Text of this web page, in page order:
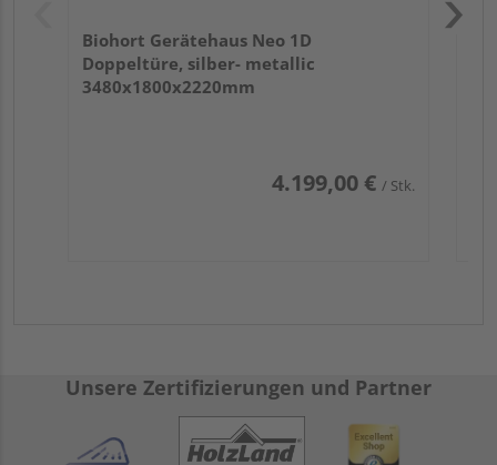
Biohort Gerätehaus Neo 1D
Doppeltüre, silber- metallic
3480x1800x2220mm
4.199,00 € / Stk.
Unsere Zertifizierungen und Partner